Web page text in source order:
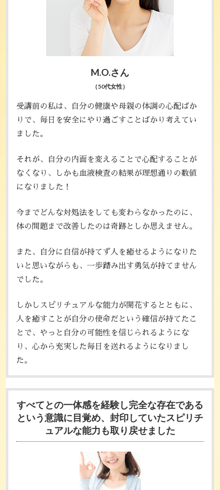
M.O.さん
（50代女性）
受講前の私は、自分の健康や母親の体調の心配ばか
りで、毎日を安全にやり過ごすことばかり考えてい
ました。
それが、自分の内面を変えることで心配することが
なくなり、しかも血液検査の結果が理想通りの数値
になりました！
今までどんな対処法をしても変わらなかったのに、
体の問題まで改善したのは奇跡としか思えません。
また、自分に自信が持てず人を癒せるようになりた
いと思いながらも、一歩踏み出す勇気が持てません
でした。
しかしスピリチュアルな能力が開花するとともに、
人を癒すことが自分の使命だという確信が持てたこ
とで、やっと自分の可能性を信じられるようにな
り、心から充実した毎日を送れるようになりまし
た。
すべてとの一体感を経験し完全な存在である
という意識に目覚め、 封印していたスピリチ
ュアルな能力も取り戻せました